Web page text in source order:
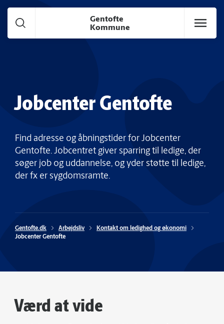
Gentofte
Kommune
Jobcenter Gentofte
Find adresse og åbningstider for Jobcenter
Gentofte. Jobcentret giver sparring til ledige, der
søger job og uddannelse, og yder støtte til ledige,
der fx er sygdomsramte.
Gentofte.dk Arbejdsliv
Kontakt om ledighed og økonomi
Jobcenter Gentofte
Værd at vide